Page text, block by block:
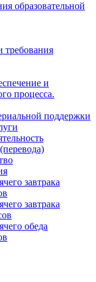
образовательной
требования
и
процесса.
поддержки
завтрака
завтрака
обеда